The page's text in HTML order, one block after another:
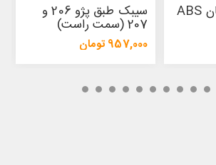
پوسته کمک پیکان ABS سیبک طبق پژو 206 و
207 (سمت راست)
957,000 تومان